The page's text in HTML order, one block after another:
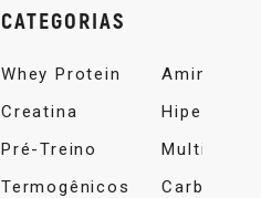
CATEGORIAS
Whey Protein
Creatina
Pré-Treino
Termogênicos
Carboidrato